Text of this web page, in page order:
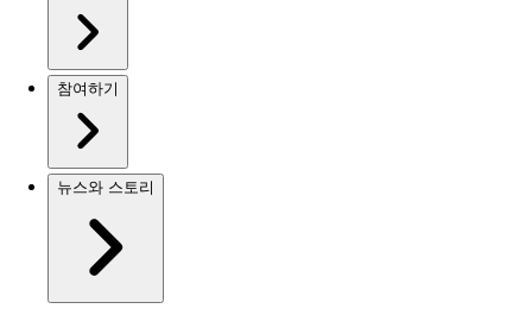
참여하기
뉴스와 스토리